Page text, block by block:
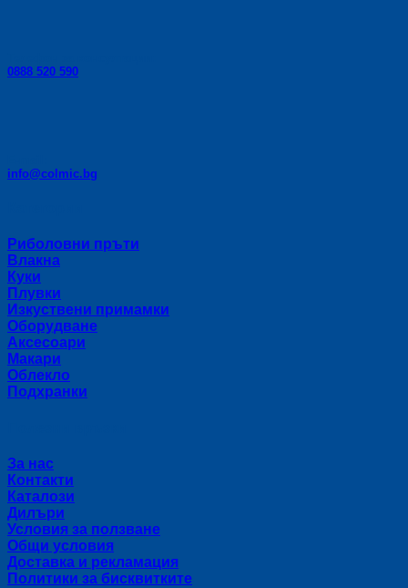
0888 520 590
info@colmic.bg
Риболовни пръти
Влакна
Куки
Плувки
Изкуствени примамки
Оборудване
Аксесоари
Макари
Облекло
Подхранки
За нас
Контакти
Каталози
Дилъри
Условия за ползване
Общи условия
Доставка и рекламация
Политики за бисквитките